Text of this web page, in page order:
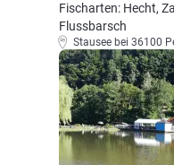
Fischarten: Hecht,
Flussbarsch
Stausee bei 36100